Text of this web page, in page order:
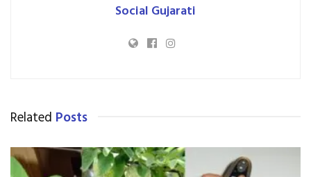
Social Gujarati
Related Posts